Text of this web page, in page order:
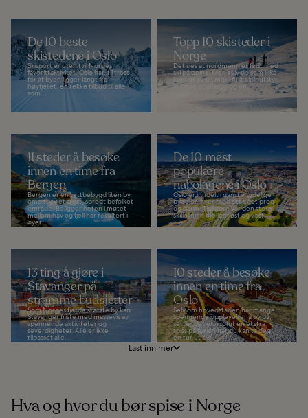
De 10 beste
skistedene i Oslo
Skisport er uten tvil Norges
favorittaktivitet. Oslo har, til tross
for at byen ligger langt fra
høyfjellet, en rekke tilbud til alle
som...
Topp 10 skisteder i
Norge
Det sies at nordmenn er født med
ski på beina. Men selv de som ikke
kom ut av sin mor i fullt alpinutstyr,
vil finne et anlegg og en...
11 steder å besøke
innen en time fra
Bergen
Bergen er en tettbebygd liten by
omgitt av et stort, spredt befolket
område. Beliggenheten i møtet
mellom hav og fjell har resultert i
øyer...
De 10 mest
populære
nabolagene i Oslo
Oslo er inndelt i ganske tydelige
bydeler, hver med sitt eget preg
og sjarm. Tidligere var den store
skillelinjen mellom øst og vest...
13 ting å gjøre i
Stavanger på
stramme budsjetter
Som Norges fjerde største by kan
Stavanger friste med massevis av
spennende aktiviteter og
severdigheter. Alle er ikke
tilpasset alle...
10 steder å besøke
innen en time fra
Oslo
Selv om hovedstaden har mange
spennende opplevelser å by på,
setter det utvilsomt en ekstra
spiss på ferien når du kan ta deg
en tur ut av...
Last inn mer
Hva og hvor du bør spise i Norge